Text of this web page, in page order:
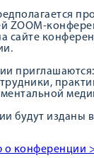
ZOOM-
сайте
будут изданы
о конференции